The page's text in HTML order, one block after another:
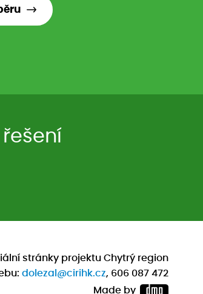
stránky projektu Chytrý region
dolezal@cirihk.cz, 606 087 472
Made by